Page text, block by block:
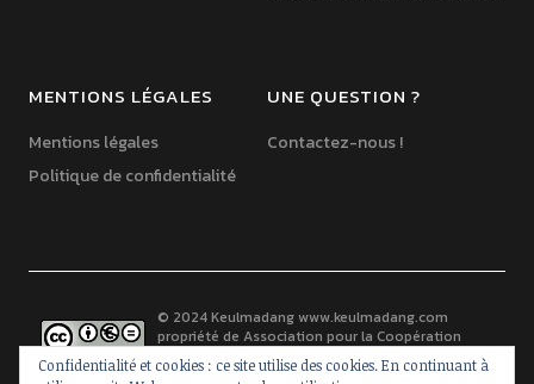
MENTIONS LÉGALES
Mentions légales
Politique de confidentialité
UNE QUESTION ?
Contactez-nous !
© 2024 Keulmadangwww.keulmadang.com
propriété de Association pour la Coopération
France-Corée
est mis à disposition selon les
termes de lalicence Creative Commons Paternité -
Confidentialité et cookies : ce site utilise des cookies. En continuant à